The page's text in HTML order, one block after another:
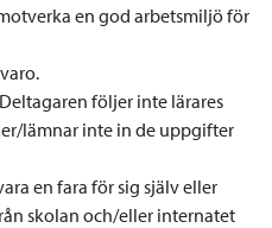
en god arbetsmiljö för
följer inte lärares
lämnar inte in de uppgifter
en fara för sig själv eller
skolan och/eller internatet